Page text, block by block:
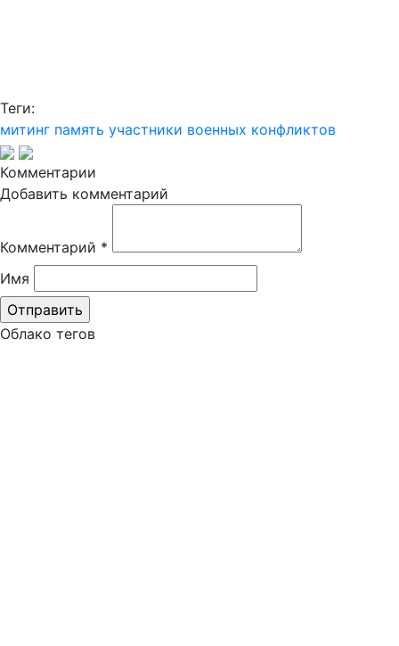
Теги:
митинг память участники военных конфликтов
Комментарии
Добавить комментарий
Комментарий *
Имя
Облако тегов